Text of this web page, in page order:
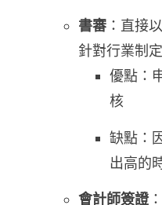
書審 ：直接
針對行業制
優點：
核
缺點：
出高的
會計師簽證